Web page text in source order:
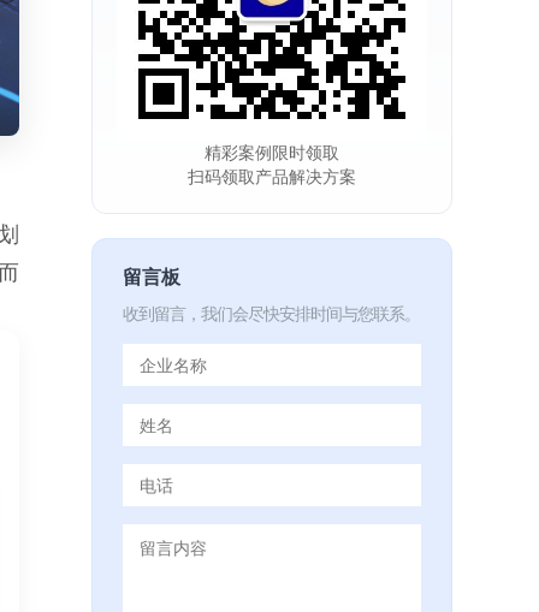
精彩案例限时领取
扫码领取产品解决方案
留言板
收到留言，我们会尽快安排时间与您联系。